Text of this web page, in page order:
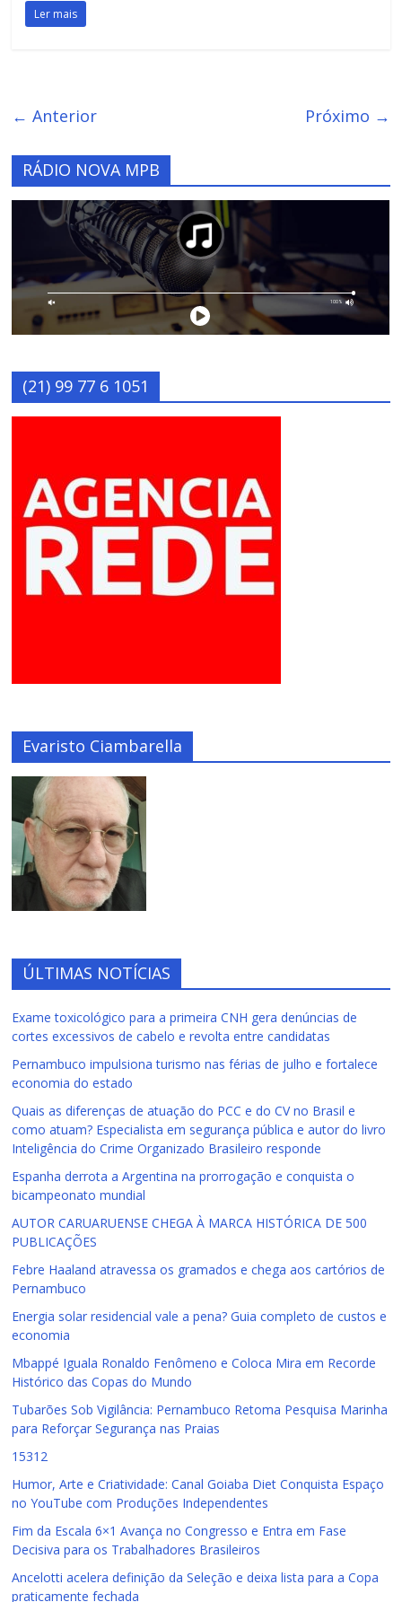
Ler mais
← Anterior Próximo →
RÁDIO NOVA MPB
(21) 99 77 6 1051
Evaristo Ciambarella
ÚLTIMAS NOTÍCIAS
Exame toxicológico para a primeira CNH gera denúncias de
cortes excessivos de cabelo e revolta entre candidatas
Pernambuco impulsiona turismo nas férias de julho e fortalece
economia do estado
Quais as diferenças de atuação do PCC e do CV no Brasil e
como atuam? Especialista em segurança pública e autor do livro
Inteligência do Crime Organizado Brasileiro responde
Espanha derrota a Argentina na prorrogação e conquista o
bicampeonato mundial
AUTOR CARUARUENSE CHEGA À MARCA HISTÓRICA DE 500
PUBLICAÇÕES
Febre Haaland atravessa os gramados e chega aos cartórios de
Pernambuco
Energia solar residencial vale a pena? Guia completo de custos e
economia
Mbappé Iguala Ronaldo Fenômeno e Coloca Mira em Recorde
Histórico das Copas do Mundo
Tubarões Sob Vigilância: Pernambuco Retoma Pesquisa Marinha
para Reforçar Segurança nas Praias
15312
Humor, Arte e Criatividade: Canal Goiaba Diet Conquista Espaço
no YouTube com Produções Independentes
Fim da Escala 6×1 Avança no Congresso e Entra em Fase
Decisiva para os Trabalhadores Brasileiros
Ancelotti acelera definição da Seleção e deixa lista para a Copa
praticamente fechada